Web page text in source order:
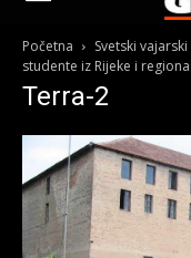
Online
Kikinda
Početna
Svetski
studente iz Rijeke i regiona
Terra-2